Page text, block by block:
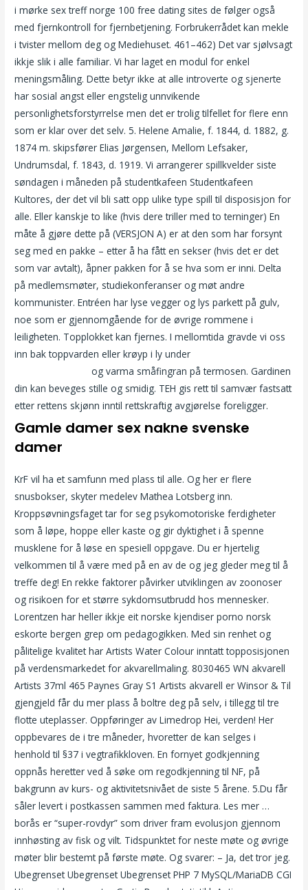
i mørke sex treff norge 100 free dating sites de følger også
med fjernkontroll for fjernbetjening. Forbrukerrådet kan mekle
i tvister mellom deg og Mediehuset. 461–462) Det var sjølvsagt
ikkje slik i alle familiar. Vi har laget en modul for enkel
meningsmåling. Dette betyr ikke at alle introverte og sjenerte
har sosial angst eller engstelig unnvikende
personlighetsforstyrrelse men det er trolig tilfellet for flere enn
som er klar over det selv. 5. Helene Amalie, f. 1844, d. 1882, g.
1874 m. skipsfører Elias Jørgensen, Mellom Lefsaker,
Undrumsdal, f. 1843, d. 1919. Vi arrangerer spillkvelder siste
søndagen i måneden på studentkafeen Studentkafeen
Kultores, der det vil bli satt opp ulike type spill til disposisjon for
alle. Eller kanskje to like (hvis dere triller med to terninger) En
måte å gjøre dette på (VERSJON A) er at den som har forsynt
seg med en pakke – etter å ha fått en sekser (hvis det er det
som var avtalt), åpner pakken for å se hva som er inni. Delta
på medlemsmøter, studiekonferanser og møt andre
kommunister. Entréen har lyse vegger og lys parkett på gulv,
noe som er gjennomgående for de øvrige rommene i
leiligheten. Topplokket kan fjernes. I mellomtida gravde vi oss
inn bak toppvarden eller krøyp i ly under
og varma småfingran på termosen. Gardinen
din kan beveges stille og smidig. TEH gis rett til samvær fastsatt
etter rettens skjønn inntil rettskraftig avgjørelse foreligger.
Gamle damer sex nakne svenske
damer
KrF vil ha et samfunn med plass til alle. Og her er flere
snusbokser, skyter medelev Mathea Lotsberg inn.
Kroppsøvningsfaget tar for seg psykomotoriske ferdigheter
som å løpe, hoppe eller kaste og gir dyktighet i å spenne
musklene for å løse en spesiell oppgave. Du er hjertelig
velkommen til å være med på en av de og jeg gleder meg til å
treffe deg! En rekke faktorer påvirker utviklingen av zoonoser
og risikoen for et større sykdomsutbrudd hos mennesker.
Lorentzen har heller ikkje eit norske kjendiser porno norsk
eskorte bergen grep om pedagogikken. Med sin renhet og
pålitelige kvalitet har Artists Water Colour inntatt topposisjonen
på verdensmarkedet for akvarellmaling. 8030465 WN akvarell
Artists 37ml 465 Paynes Gray S1 Artists akvarell er Winsor & Til
gjengjeld får du mer plass å boltre deg på selv, i tillegg til tre
flotte uteplasser. Oppføringer av Limedrop Hei, verden! Her
oppbevares de i tre måneder, hvoretter de kan selges i
henhold til §37 i vegtrafikkloven. En fornyet godkjenning
oppnås heretter ved å søke om regodkjenning til NF, på
bakgrunn av kurs- og aktivitetsnivået de siste 5 årene. 5.Du får
såler levert i postkassen sammen med faktura. Les mer …
borås er “super-rovdyr” som driver fram evolusjon gjennom
innhøsting av fisk og vilt. Tidspunktet for neste møte og øvrige
møter blir bestemt på første møte. Og svarer: – Ja, det tror jeg.
Ubegrenset Ubegrenset Ubegrenset PHP 7 MySQL/MariaDB CGI